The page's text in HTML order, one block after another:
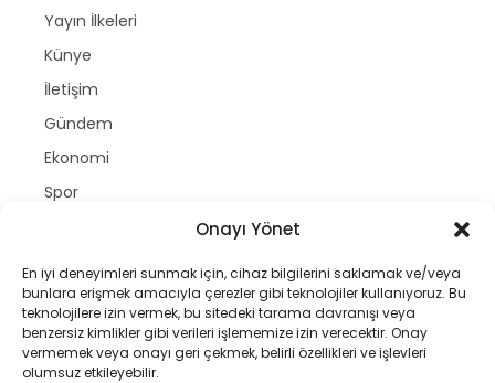
Onayı Yönet
En iyi deneyimleri sunmak için, cihaz bilgilerini saklamak ve/veya
bunlara erişmek amacıyla çerezler gibi teknolojiler kullanıyoruz. Bu
teknolojilere izin vermek, bu sitedeki tarama davranışı veya
benzersiz kimlikler gibi verileri işlememize izin verecektir. Onay
vermemek veya onayı geri çekmek, belirli özellikleri ve işlevleri
olumsuz etkileyebilir.
Yayın İlkeleri
Künye
İletişim
Gündem
Ekonomi
Spor
Dünya
Yazarlar
Nöbetçi Eczaneler